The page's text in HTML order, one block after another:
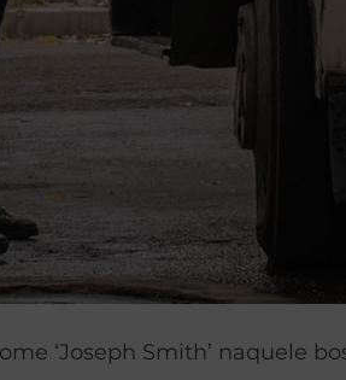
‘Joseph Smith’ naquele